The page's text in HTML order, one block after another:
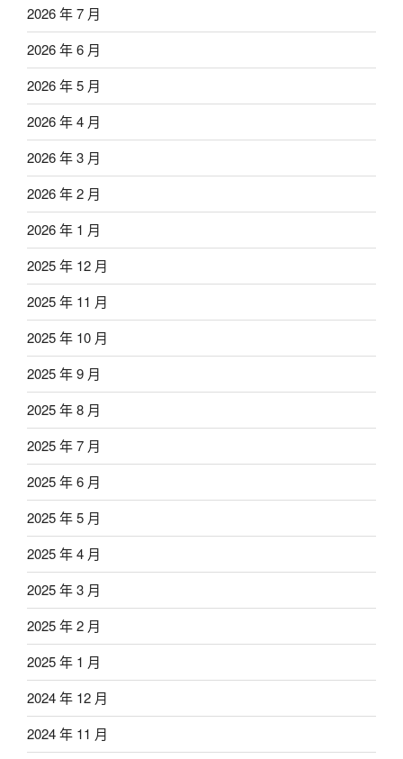
2026 年 7 月
2026 年 6 月
2026 年 5 月
2026 年 4 月
2026 年 3 月
2026 年 2 月
2026 年 1 月
2025 年 12 月
2025 年 11 月
2025 年 10 月
2025 年 9 月
2025 年 8 月
2025 年 7 月
2025 年 6 月
2025 年 5 月
2025 年 4 月
2025 年 3 月
2025 年 2 月
2025 年 1 月
2024 年 12 月
2024 年 11 月